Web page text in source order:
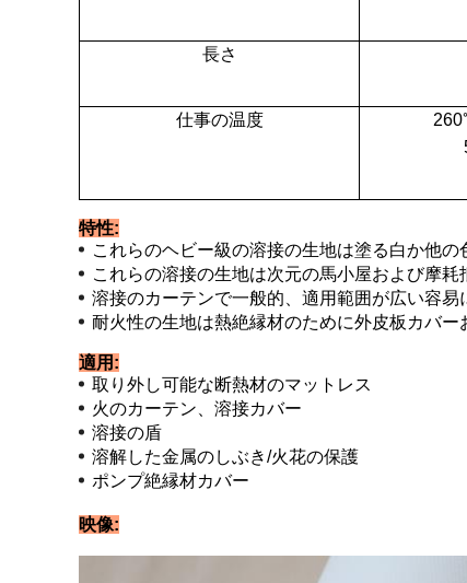
長さ
仕事の温度
特性:
これらのヘビー級の溶接の生地は塗る白か他の
これらの溶接の生地は次元の馬小屋および摩耗
溶接のカーテンで一般的、適用範囲が広い容易
耐火性の生地は熱絶縁材のために外皮板カバー
適用:
取り外し可能な断熱材のマットレス
火のカーテン、溶接カバー
溶接の盾
溶解した金属のしぶき/火花の保護
ポンプ絶縁材カバー
映像: